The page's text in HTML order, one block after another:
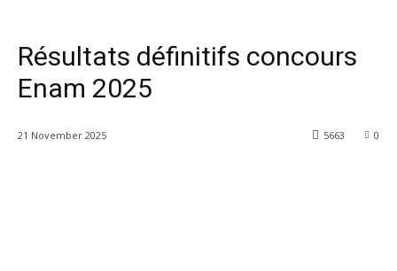
Résultats définitifs concours
Enam 2025
21 November 2025 0
5663